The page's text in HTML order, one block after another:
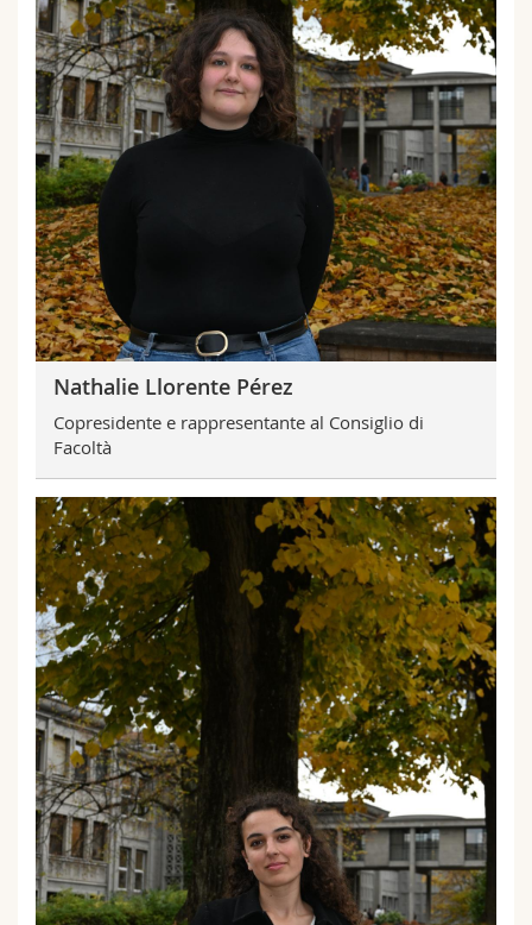
Nathalie Llorente Pérez
Copresidente e rappresentante al Consiglio di
Facoltà